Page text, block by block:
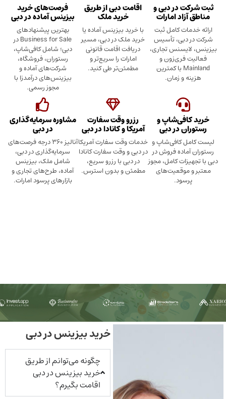
در دبی و
امارات
کامل ثبت
تأسیس
تجاری،
و
Mainland با کمترین
اقامت دبی از طریق
خرید ملک
با خرید بیزینس آماده یا
خرید ملک در دبی، مسیر
دریافت اقامت قانونی
امارات را سریع‌تر و
مطمئن‌تر طی کنید.
فرصت‌های خرید
بیزینس آماده در دبی
بهترین پیشنهادهای
Business for Sale در
دبی؛ شامل کافی‌شاپ،
رستوران، فروشگاه،
شرکت‌های آماده و
بیزینس‌های درآمدزا با
و
در دبی
و
فروش در
کامل، مجوز
رزرو وقت سفارت
آمریکا و کانادا در دبی
خدمات وقت سفارت آمریکا
در دبی و وقت سفارت کانادا
در دبی با رزرو سریع،
مطمئن و بدون استرس.
مشاوره سرمایه‌گذاری
در دبی
آنالیز ۳۶۰ درجه فرصت‌های
سرمایه‌گذاری در دبی،
شامل ملک، بیزینس
آماده، طرح‌های تجاری و
بازارهای پرسود امارات.
خرید بیزینس در دبی
چگونه می‌توانم از طریق
خرید بیزینس در دبی
اقامت بگیرم؟